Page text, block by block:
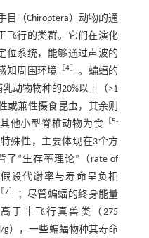
目（Chiroptera）动物的通
飞行的类群。它们在演化
位系统，能够通过声波的
知周围环境 ［4
。蝙蝠的
动物物种的20%以上（>1
或兼性摄食昆虫，其余则
他小型脊椎动物为食 ［5-
殊性，主要体现在3个方
了“生存率理论”（rate of
设代谢率与寿命呈负相
7］
；尽管蝙蝠的终身能量
于非飞行真兽类（275
g），一些蝙蝠物种其寿命